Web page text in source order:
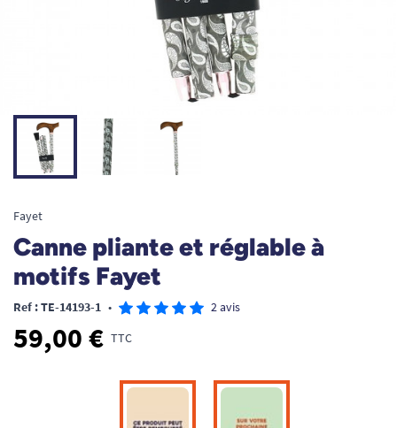
Fayet
Canne pliante et réglable à
motifs Fayet
Ref : TE-14193-1 • 2 avis
59,00 € TTC